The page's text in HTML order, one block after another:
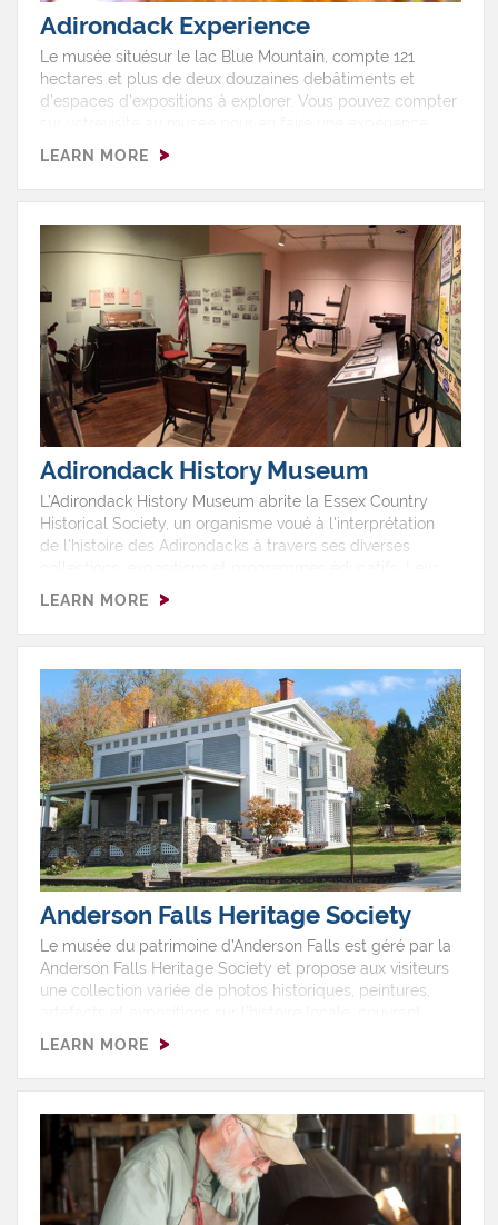
Adirondack Experience
Le musée situésur le lac Blue Mountain, compte 121
hectares et plus de deux douzaines debâtiments et
d’espaces d’expositions à explorer. Vous pouvez compter
riche en activités divertissantes,éducatives et amusantes
oiseaux, d’interagir avec desartisans dans l’exercices de
l’art, de la photographie, du mobilier, des outils, des
cabanes,des bateaux, et beaucoup plus encore. Ce
musée offre des activités pour tousles goûts. ?
LEARN MORE
Adirondack History Museum
L’Adirondack History Museum abrite la Essex Country
Historical Society, un organisme voué à l'interprétation
de l'histoire des Adirondacks à travers ses diverses
mission est de préserver et d'interpréter le passé
commun.
LEARN MORE
Anderson Falls Heritage Society
Le musée du patrimoine d’Anderson Falls est géré par la
Anderson Falls Heritage Society et propose aux visiteurs
une collection variée de photos historiques, peintures,
l’industrie, le commerce, l’éducation, les églises,
LEARN MORE